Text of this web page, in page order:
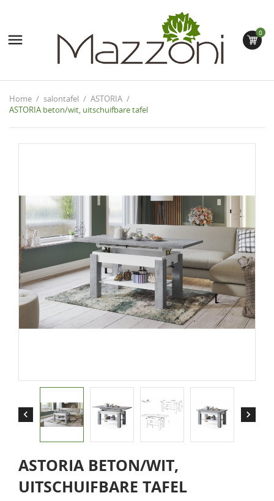
 0
Home salontafel
ASTORIA
ASTORIA beton/wit, uitschuifbare tafel
 
ASTORIA BETON/WIT,
UITSCHUIFBARE TAFEL